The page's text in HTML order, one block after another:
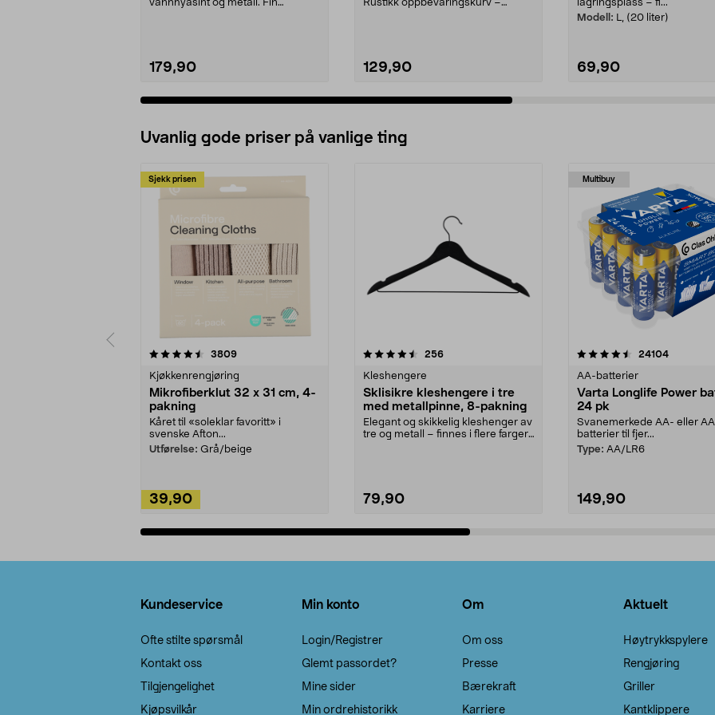
vannhyasint og metall. Fin
179,90
Rustikk oppbevaringskurv –
129,90
lagringsplass – fi...
Modell: L, (20 liter)
69,90
Uvanlig gode priser på vanlige ting
Sjekk prisen
3809anmeldelser
Kjøkkenrengjøring
Mikrofiberklut 32 x 31 cm, 4-
pakning
Kåret til «soleklar favoritt» i
svenske Afton...
Utførelse: Grå/beige
39,90
4.5av 5 stjerner 256anmeldelser
Kleshengere
Sklisikre kleshengere i tre
med metallpinne, 8-pakning
Elegant og skikkelig kleshenger av
tre og metall – finnes i flere farger.
79,90
Multibuy
4.5av 5 stjerner 24104
AA-batterier
Varta Longlife Power
24 pk
Svanemerkede AA- eller
batterier til fjer...
Type: AA/LR6
149,90
4.5av 5 stjerner
Kundeservice
Ofte stilte spørsmål
Kontakt oss
Tilgjengelighet
Kjøpsvilkår
Min konto
Login/Registrer
Glemt passordet?
Mine sider
Min ordrehistorikk
Om
Om oss
Presse
Bærekraft
Karriere
Aktuelt
Høytrykkspylere
Rengjøring
Griller
Kantklippere